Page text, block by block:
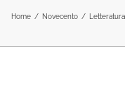
Home / Novecento / Letteratura